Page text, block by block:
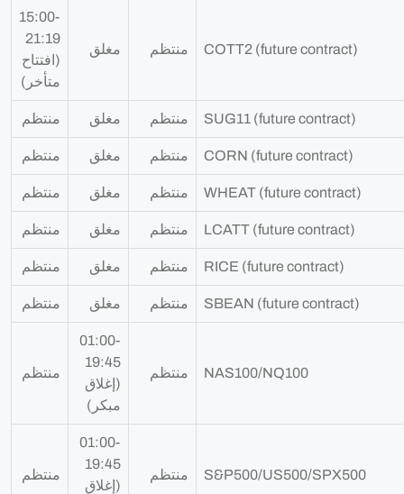
COTT2 (future contract) منتظم مغلق
15:00-
21:19
(افتتاح
متأخر)
SUG11 (future contract) منتظم مغلق منتظم
CORN (future contract) منتظم مغلق منتظم
WHEAT (future contract) منتظم مغلق منتظم
LCATT (future contract) منتظم مغلق منتظم
RICE (future contract) منتظم مغلق منتظم
SBEAN (future contract) منتظم مغلق منتظم
NAS100/NQ100 منتظم
01:00-
19:45
(إغلاق
مبكر)
منتظم
S&P500/US500/SPX500 منتظم
01:00-
19:45
(إغلاق
منتظم